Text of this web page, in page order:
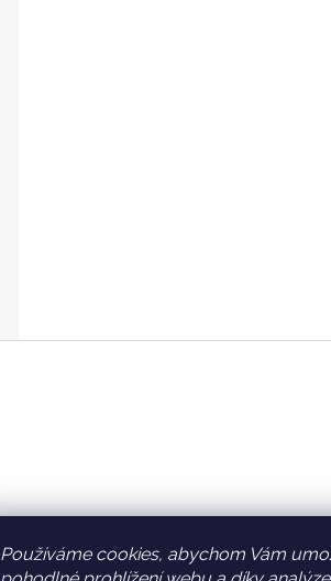
Používáme cookies, abychom Vám